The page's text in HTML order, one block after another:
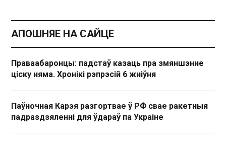
АПОШНЯЕ НА САЙЦЕ
Праваабаронцы: падстаў казаць пра змяншэнне
ціску няма. Хронікі рэпрэсій 6 жніўня
Паўночная Карэя разгортвае ў РФ свае ракетныя
падраздзяленні для ўдараў па Украіне